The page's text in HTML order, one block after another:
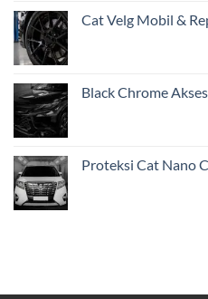
Cat Velg Mobil &
Black Chrome
Proteksi Cat Nano